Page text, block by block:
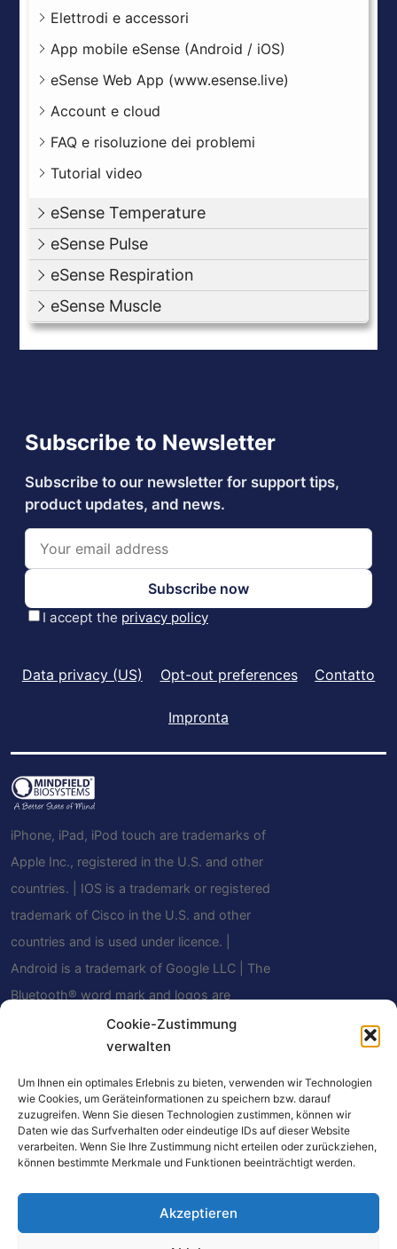
Cookie-Zustimmung
verwalten
Um Ihnen ein optimales Erlebnis zu bieten, verwenden wir Technologien
wie Cookies, um Geräteinformationen zu speichern bzw. darauf
zuzugreifen. Wenn Sie diesen Technologien zustimmen, können wir
Daten wie das Surfverhalten oder eindeutige IDs auf dieser Website
verarbeiten. Wenn Sie Ihre Zustimmung nicht erteilen oder zurückziehen,
können bestimmte Merkmale und Funktionen beeinträchtigt werden.
Akzeptieren
Elettrodi e accessori
App mobile eSense (Android / iOS)
eSense Web App (www.esense.live)
Account e cloud
FAQ e risoluzione dei problemi
Tutorial video
eSense Temperature
eSense Pulse
eSense Respiration
eSense Muscle
Data privacy (US) Opt-out preferences Contatto
Impronta
iPhone, iPad, iPod touch are trademarks of
Apple Inc., registered in the U.S. and other
countries. | IOS is a trademark or registered
trademark of Cisco in the U.S. and other
countries and is used under licence. |
Android is a trademark of Google LLC | The
Bluetooth® word mark and logos are
registered trademarks owned by Bluetooth
SIG, Inc. and any use of such marks by
Other trademarks and trade names are
those of their respective owners.
Alcuni link su questo sito sono link di affiliazione.